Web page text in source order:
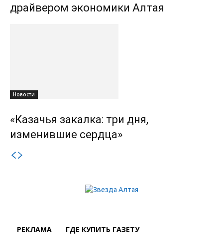
драйвером экономики Алтая
Новости
«Казачья закалка: три дня,
изменившие сердца»
РЕКЛАМА ГДЕ КУПИТЬ ГАЗЕТУ